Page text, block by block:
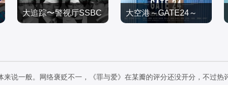
大追踪〜警视厅SSBC
2026/日本
大空港～GATE24～
2026/
说一般。网络褒贬不一，《罪与爱》在某瓣的评分还没开分，不过